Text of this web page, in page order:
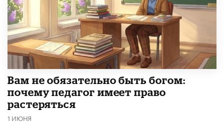
​Вам не обязательно быть богом:
почему педагог имеет право
растеряться
1 ИЮНЯ